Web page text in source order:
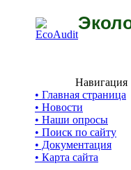
Навигация
• Главная страница
• Новости
• Наши опросы
• Поиск по сайту
• Документация
• Карта сайта